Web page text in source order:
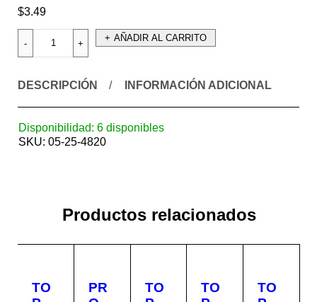
$3.49
AÑADIR AL CARRITO
DESCRIPCIÓN INFORMACIÓN ADICIONAL
Disponibilidad: 6 disponibles
SKU: 05-25-4820
Productos relacionados
TO
PR
TO
TO
TO